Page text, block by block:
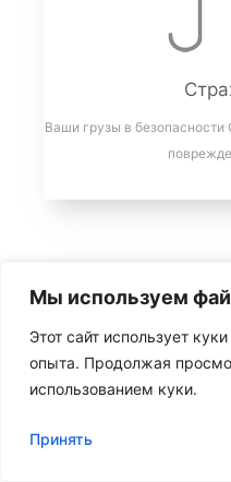
Мы используем
Этот сайт использует
опыта. Продолжая
использованием куки.
Принять
Ваши грузы в безопасности